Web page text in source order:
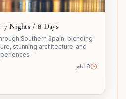
7 Nights / 8 Days
Southern Spain, blending
stunning architecture, and
8 أيام